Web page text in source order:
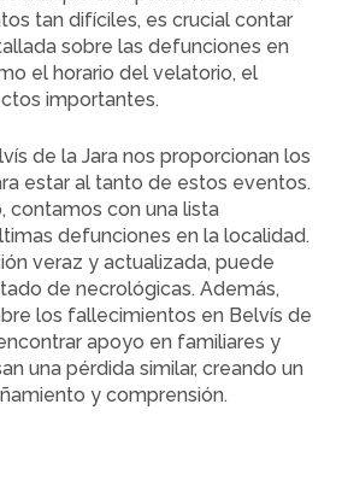
tan difíciles, es crucial contar
sobre las defunciones en
el horario del velatorio, el
importantes.
de la Jara nos proporcionan los
estar al tanto de estos eventos.
contamos con una lista
defunciones en la localidad.
veraz y actualizada, puede
de necrológicas. Además,
los fallecimientos en Belvís de
apoyo en familiares y
una pérdida similar, creando un
y comprensión.